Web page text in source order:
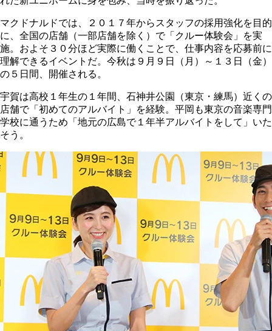
マクドナルドでは、２０１７年からスタッフの採用強化を目的
に、全国の店舗（一部店舗を除く）で「クルー体験会」を実
施。およそ３０分ほど実際に働くことで、仕事内容を応募前に
理解できるイベントだ。今秋は９月９日（月）～１３日（金）
の５日間、開催される。
宇賀は高校１年生の１年間、石神井公園（東京・練馬）近くの
店舗で「初めてのアルバイト」を経験。平岡も東京の音楽専門
学校に通うため「地元の広島で１年半アルバイトをして」いた
そう。